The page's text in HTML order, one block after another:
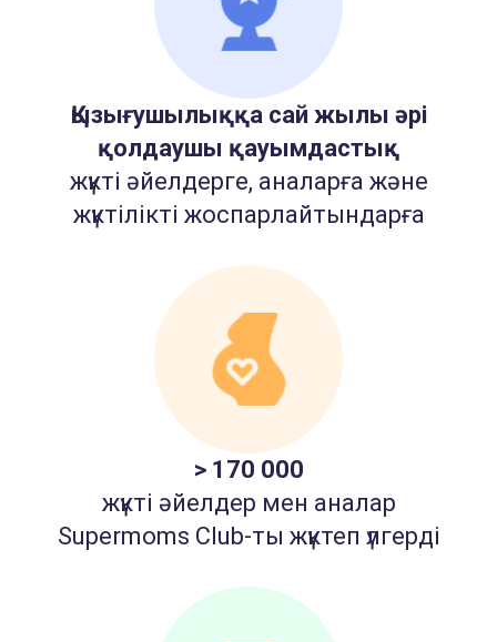
Қызығушылыққа сай жылы әрі
қолдаушы қауымдастық
жүкті әйелдерге, аналарға және
жүктілікті жоспарлайтындарға
> 170 000
жүкті әйелдер мен аналар
Supermoms Club-ты жүктеп үлгерді